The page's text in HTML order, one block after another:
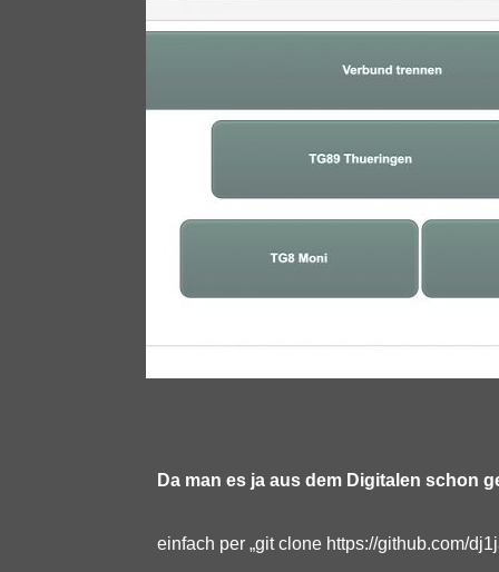
Da man es ja aus dem Digitalen schon
einfach per „git clone https://github.com/